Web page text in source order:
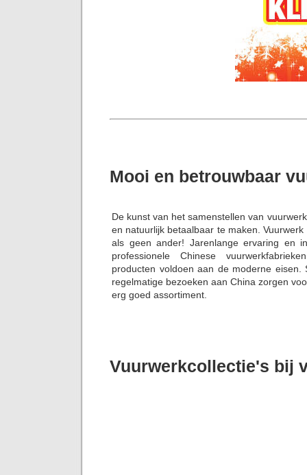
Mooi en betrouwbaar
De kunst van het samenstellen van
en natuurlijk betaalbaar te maken.
als geen ander! Jarenlange ervaring en
professionele Chinese
producten voldoen aan de moderne eisen.
regelmatige bezoeken aan China zorgen
erg goed assortiment.
Vuurwerkcollectie's bij